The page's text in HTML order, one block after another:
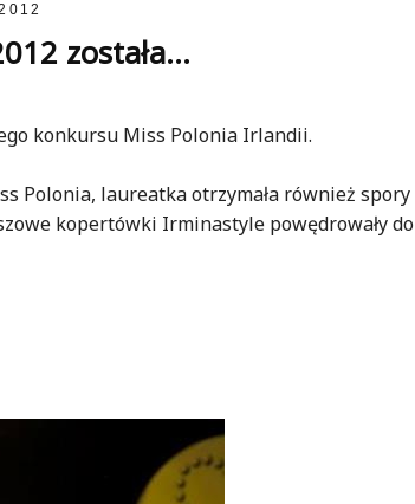
została...
konkursu Miss Polonia Irlandii.
Polonia, laureatka otrzymała również spory
kopertówki Irminastyle powędrowały do